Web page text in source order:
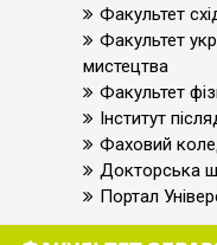
Факультет
Факультет
мистецтва
Факультет
Інститут
Фаховий
Докторська
Портал